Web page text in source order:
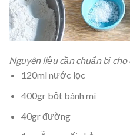
Nguyên liệu cần chuẩn bị
120ml nước lọc
400gr bột bánh mì
40gr đường